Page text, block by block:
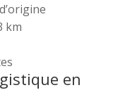
km
en